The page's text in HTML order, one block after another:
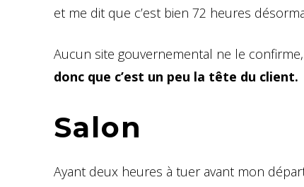
et me dit que c’est bien 72 heures
Aucun site gouvernemental ne le
donc que c’est un peu la tête du client.
Salon
Ayant deux heures à tuer avant mon